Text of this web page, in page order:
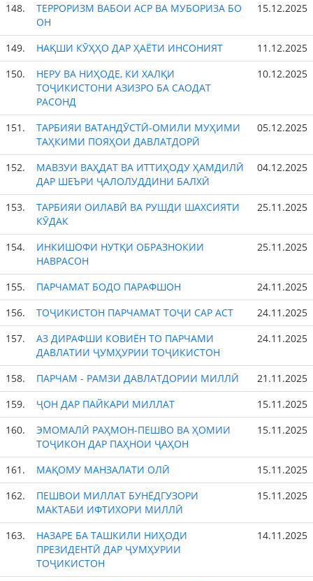
148.
ТЕРРОРИЗМ ВАБОИ АСР ВА МУБОРИЗА БО
ОН
15.12.2025
149. НАҚШИ КӮҲҲО ДАР ҲАЁТИ ИНСОНИЯТ
11.12.2025
150.
НЕРУ ВА НИҲОДЕ, КИ ХАЛҚИ
ТОҶИКИСТОНИ АЗИЗРО БА САОДАТ
РАСОНД
10.12.2025
151.
ТАРБИЯИ ВАТАНДӮСТӢ-ОМИЛИ МУҲИМИ
ТАҲКИМИ ПОЯҲОИ ДАВЛАТДОРӢ
05.12.2025
152.
МАВЗУИ ВАҲДАТ ВА ИТТИҲОДУ ҲАМДИЛӢ
ДАР ШЕЪРИ ҶАЛОЛУДДИНИ БАЛХӢ
04.12.2025
153.
ТАРБИЯИ ОИЛАВӢ ВА РУШДИ ШАХСИЯТИ
КӮДАК
25.11.2025
154.
ИНКИШОФИ НУТҚИ ОБРАЗНОКИИ
НАВРАСОН
25.11.2025
155. ПАРЧАМАТ БОДО ПАРАФШОН
24.11.2025
156.
ТОҶИКИСТОН ПАРЧАМАТ ТОҶИ САР АСТ
24.11.2025
157.
АЗ ДИРАФШИ КОВИЁН ТО ПАРЧАМИ
ДАВЛАТИИ ҶУМҲУРИИ ТОҶИКИСТОН
24.11.2025
158. ПАРЧАМ - РАМЗИ ДАВЛАТДОРИИ МИЛЛӢ
21.11.2025
159.
ҶОН ДАР ПАЙКАРИ МИЛЛАТ
15.11.2025
160.
ЭМОМАЛӢ РАҲМОН-ПЕШВО ВА ҲОМИИ
ТОҶИКОН ДАР ПАҲНОИ ҶАҲОН
15.11.2025
161. МАҚОМУ МАНЗАЛАТИ ОЛӢ
15.11.2025
162.
ПЕШВОИ МИЛЛАТ БУНЁДГУЗОРИ
МАКТАБИ ИФТИХОРИ МИЛЛӢ
15.11.2025
163.
НАЗАРЕ БА ТАШКИЛИ НИҲОДИ
ПРЕЗИДЕНТӢ ДАР ҶУМҲУРИИ
ТОҶИКИСТОН
14.11.2025